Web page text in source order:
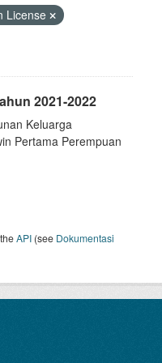
License
2021-2022
Keluarga
Pertama Perempuan
API (see Dokumentasi